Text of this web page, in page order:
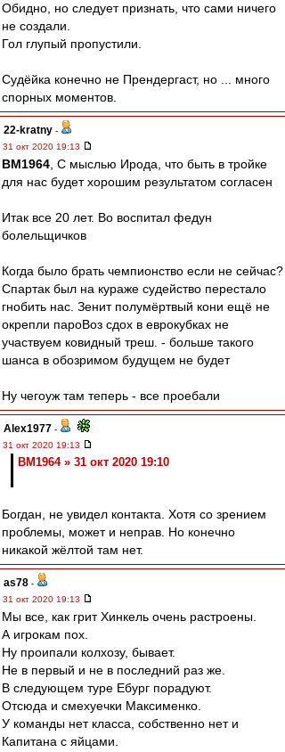
Обидно, но следует признать, что сами ничего
не создали.
Гол глупый пропустили.
Судёйка конечно не Прендергаст, но ... много
спорных моментов.
22-kratny -
31 окт 2020 19:13
BM1964 , С мыслью Ирода, что быть в тройке
для нас будет хорошим результатом согласен
Итак все 20 лет. Во воспитал федун
болельщичков
Когда было брать чемпионство если не сейчас?
Спартак был на кураже судейство перестало
гнобить нас. Зенит полумёртвый кони ещё не
окрепли пароВоз сдох в еврокубках не
участвуем ковидный треш. - больше такого
шанса в обозримом будущем не будет
Ну чегоуж там теперь - все проебали
Alex1977 -
31 окт 2020 19:13
BM1964 » 31 окт 2020 19:10
Богдан, не увидел контакта. Хотя со зрением
проблемы, может и неправ. Но конечно
никакой жёлтой там нет.
as78 -
31 окт 2020 19:13
Мы все, как грит Хинкель очень растроены.
А игрокам пох.
Ну проипали колхозу, бывает.
Не в первый и не в последний раз же.
В следующем туре Ебург порадуют.
Отсюда и смехуечки Максименко.
У команды нет класса, собственно нет и
Капитана с яйцами.